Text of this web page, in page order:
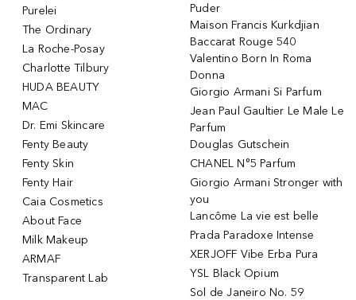
Purelei
The Ordinary
La Roche-Posay
Charlotte Tilbury
HUDA BEAUTY
MAC
Dr. Emi Skincare
Fenty Beauty
Fenty Skin
Fenty Hair
Caia Cosmetics
About Face
Milk Makeup
ARMAF
Transparent Lab
Puder
Maison Francis Kurkdjian
Baccarat Rouge 540
Valentino Born In Roma
Donna
Giorgio Armani Si Parfum
Jean Paul Gaultier Le Male Le
Parfum
Douglas Gutschein
CHANEL N°5 Parfum
Giorgio Armani Stronger with
you
Lancôme La vie est belle
Prada Paradoxe Intense
XERJOFF Vibe Erba Pura
YSL Black Opium
Sol de Janeiro No. 59